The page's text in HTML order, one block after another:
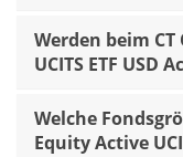
Werden beim
UCITS ETF USD
Welche
Equity Active